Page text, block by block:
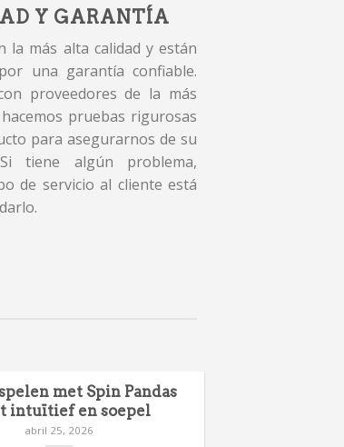
Y GARANTÍA
la más alta calidad y están
una garantía confiable.
proveedores de la más
pruebas rigurosas
para asegurarnos de su
tiene algún problema,
de servicio al cliente está
met Spin Pandas
intuïtief en soepel
abril 25, 2026